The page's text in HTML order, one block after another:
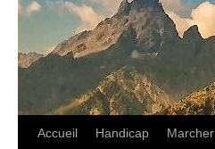
Accueil Handicap Marcher